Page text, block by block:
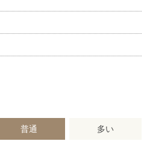
普通 多い